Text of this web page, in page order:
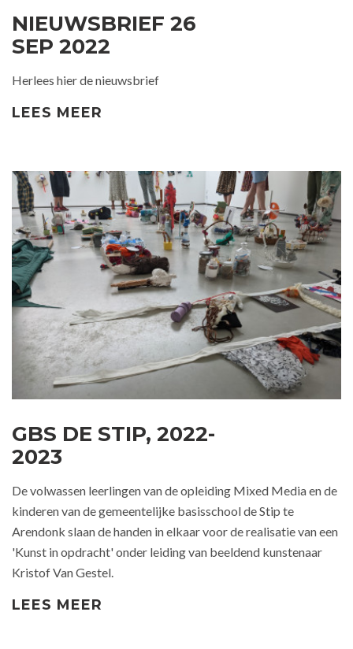
NIEUWSBRIEF 26
SEP 2022
Herlees hier de nieuwsbrief
LEES MEER
GBS DE STIP, 2022-
2023
De volwassen leerlingen van de opleiding Mixed Media en de
kinderen van de gemeentelijke basisschool de Stip te
Arendonk slaan de handen in elkaar voor de realisatie van een
'Kunst in opdracht' onder leiding van beeldend kunstenaar
Kristof Van Gestel.
LEES MEER